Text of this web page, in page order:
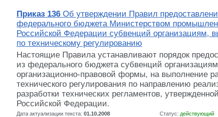
Приказ 136 Об утверждении Правил
федерального бюджета Министерством
Российской Федерации субвенций организациям,
по техническому регулированию
Настоящие Правила устанавливают порядок
из федерального бюджета субвенций
организационно-правовой формы, на выполнение
технического регулирования по направлению
разработки технических регламентов,
Российской Федерации.
Дата актуализации текста: 01.10.2008 Статус: действующий